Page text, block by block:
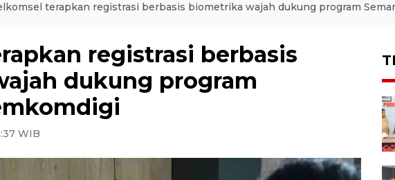
terapkan registrasi berbasis biometrika wajah dukung program
registrasi berbasis
dukung program
WIB